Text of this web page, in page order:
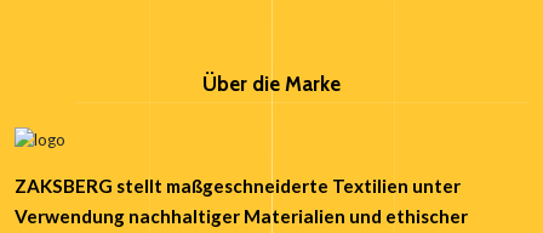
Über die Marke
ZAKSBERG stellt maßgeschneiderte Textilien unter
Verwendung nachhaltiger Materialien und ethischer